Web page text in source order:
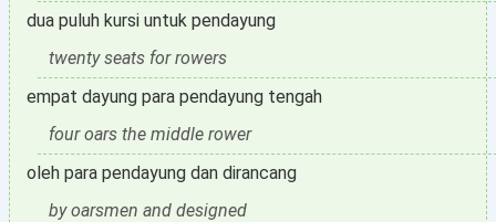
dua puluh kursi untuk pendayung
twenty seats for rowers
empat dayung para pendayung tengah
four oars the middle rower
oleh para pendayung dan dirancang
by oarsmen and designed